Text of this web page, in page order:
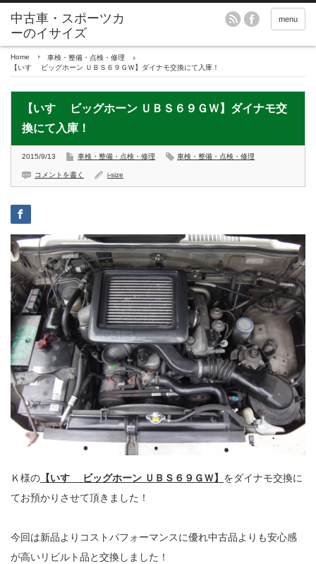
menu
Home
車検・整備・点検・修理
【いすゞ ビッグホーン ＵＢＳ６９ＧＷ】ダイナモ交換にて入庫！
【いすゞ ビッグホーン ＵＢＳ６９ＧＷ】ダイナモ交
換にて入庫！
2015/9/13 車検・整備・点検・修理 車検・整備・点検・修理
コメントを書く i-size
Ｋ様の 【いすゞ ビッグホーン ＵＢＳ６９ＧＷ】 をダイナモ交換に
てお預かりさせて頂きました！
今回は新品よりコストパフォーマンスに優れ中古品よりも安心感
が高いリビルト品と交換しました！